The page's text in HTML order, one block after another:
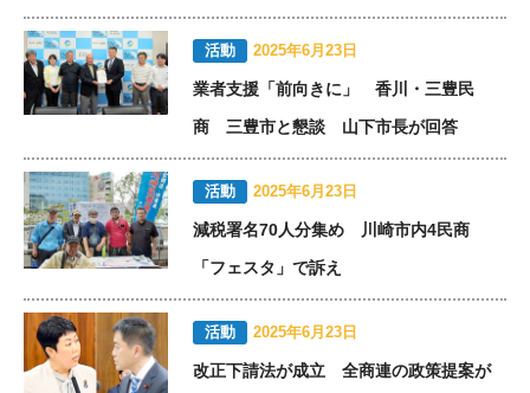
活動 2025年6月23日
業者支援「前向きに」 香川・三豊民
商 三豊市と懇談 山下市長が回答
活動 2025年6月23日
減税署名70人分集め 川崎市内4民商
「フェスタ」で訴え
活動 2025年6月23日
改正下請法が成立 全商連の政策提案が